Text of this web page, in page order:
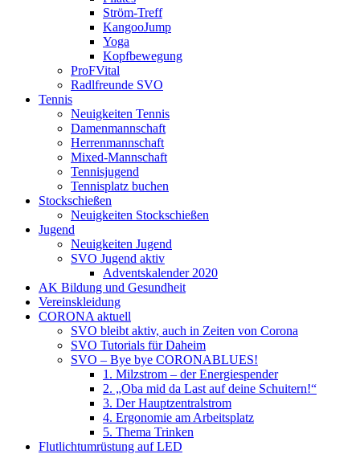
Ström-Treff
KangooJump
Yoga
Kopfbewegung
ProFVital
Radlfreunde SVO
Tennis
Neuigkeiten Tennis
Damenmannschaft
Herrenmannschaft
Mixed-Mannschaft
Tennisjugend
Tennisplatz buchen
Stockschießen
Neuigkeiten Stockschießen
Jugend
Neuigkeiten Jugend
SVO Jugend aktiv
Adventskalender 2020
AK Bildung und Gesundheit
Vereinskleidung
CORONA aktuell
SVO bleibt aktiv, auch in Zeiten von Corona
SVO Tutorials für Daheim
SVO – Bye bye CORONABLUES!
1. Milzstrom – der Energiespender
2. „Oba mid da Last auf deine Schuitern!“
3. Der Hauptzentralstrom
4. Ergonomie am Arbeitsplatz
5. Thema Trinken
Flutlichtumrüstung auf LED